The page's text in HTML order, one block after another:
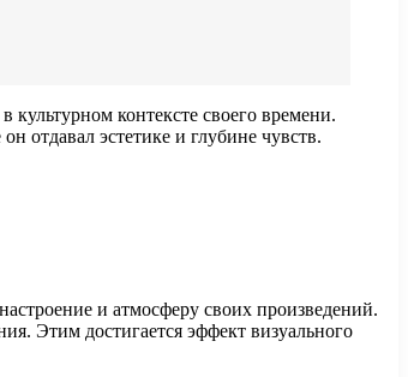
контексте своего времени.
отдавал эстетике и глубине чувств.
и атмосферу своих произведений.
Этим достигается эффект визуального